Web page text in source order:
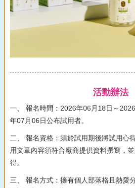
活動辦法
一、 報名時間：2026年06月18日～
年07月06日公布試用者。
二、 報名資格：須於試用期後將試用心
用文章內容須符合廠商提供資料撰寫，
得。
三、 報名方式：擁有個人部落格且熱愛